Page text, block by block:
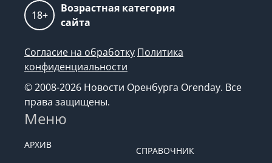
18+
Возрастная категория
сайта
Согласие на обработку Политика
конфиденциальности
© 2008-2026 Новости Оренбурга Orenday. Все
права защищены.
Меню
АРХИВ
СПРАВОЧНИК